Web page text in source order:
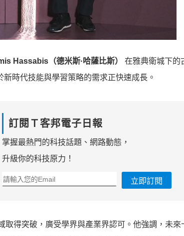
Hassabis（德米斯·哈薩比斯）
在雅典衛城下的
新時代技能與學習策略的需求正快速成長。
訂閱Ｔ客邦電子日報
掌握最熱門的科技話題、網路動態，
升級你的科技原力！
立即訂閱
得突破，廣受學界與產業界認可。他強調，未來